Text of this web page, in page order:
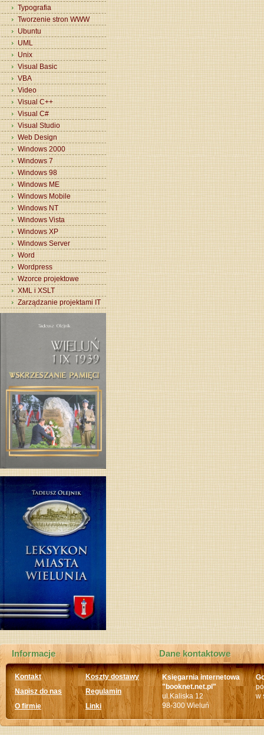
Typografia
Tworzenie stron WWW
Ubuntu
UML
Unix
Visual Basic
VBA
Video
Visual C++
Visual C#
Visual Studio
Web Design
Windows 2000
Windows 7
Windows 98
Windows ME
Windows Mobile
Windows NT
Windows Vista
Windows XP
Windows Server
Word
Wordpress
Wzorce projektowe
XML i XSLT
Zarządzanie projektami IT
Informacje
Kontakt
Koszty dostawy
Napisz do nas
Regulamin
O firmie
Linki
Dane kontaktowe
Księgarnia internetowa
"booknet.net.pl"
ul.Kaliska 12
98-300 Wieluń
w